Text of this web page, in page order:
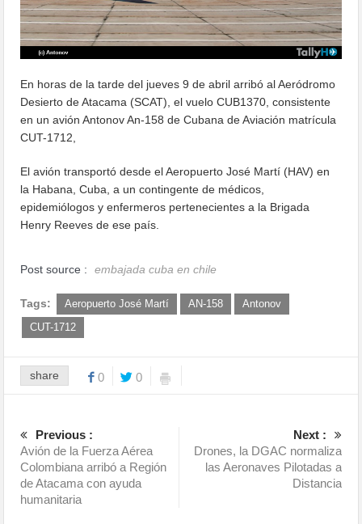
En horas de la tarde del jueves 9 de abril arribó al Aeródromo
Desierto de Atacama (SCAT), el vuelo CUB1370, consistente
en un avión Antonov An-158 de Cubana de Aviación matrícula
CUT-1712,
El avión transportó desde el Aeropuerto José Martí (HAV) en
la Habana, Cuba, a un contingente de médicos,
epidemiólogos y enfermeros pertenecientes a la Brigada
Henry Reeves de ese país.
Post source : embajada cuba en chile
Tags: Aeropuerto José Martí AN-158
Antonov
CUT-1712
share 0 0
Previous :
Avión de la Fuerza Aérea
Colombiana arribó a Región
de Atacama con ayuda
humanitaria
Next :
Drones, la DGAC normaliza
las Aeronaves Pilotadas a
Distancia